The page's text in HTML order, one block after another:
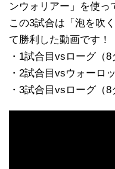
ンウォリアー」を使っ
この3試合は「泡を吹
て勝利した動画です！
・1試合目vsローグ（8
・2試合目vsウォーロ
・3試合目vsローグ（8